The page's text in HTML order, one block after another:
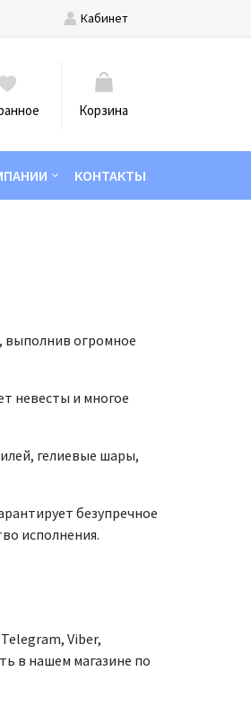
Кабинет
Корзина
КОНТАКТЫ
выполнив огромное
невесты и многое
гелиевые шары,
безупречное
исполнения.
Viber,
в нашем магазине по